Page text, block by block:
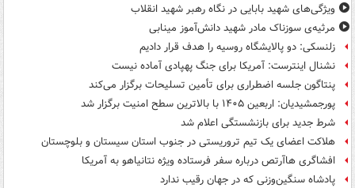
ویژگی‌های شهید بابایی در نگاه رهبر شهید انقلاب
مرثیه‌ی سوزناک مادر شهید دانش‌آموز مینابی
زلنسکی: دو پالایشگاه روسیه را هدف قرار دادیم
نشنال اینترست: آمریکا برای جنگ پهپادی آماده نیست
پنتاگون جلسه اضطراری برای تأمین تسلیحات برگزار می‌کند
پورجمشیدیان: اربعین ۱۴۰۵ با بالاترین سطح امنیت برگزار شد
شرط جدید برای بازنشستگی اعلام شد
هلاکت اعضای یک تیم تروریستی در جنوب استان سیستان و بلوچستان
افشاگری هاآرتص درباره سفر فرستاده ویژه نتانیاهو به آمریکا
پادشاه سنگین‌وزنی که در جهان رقیب ندارد